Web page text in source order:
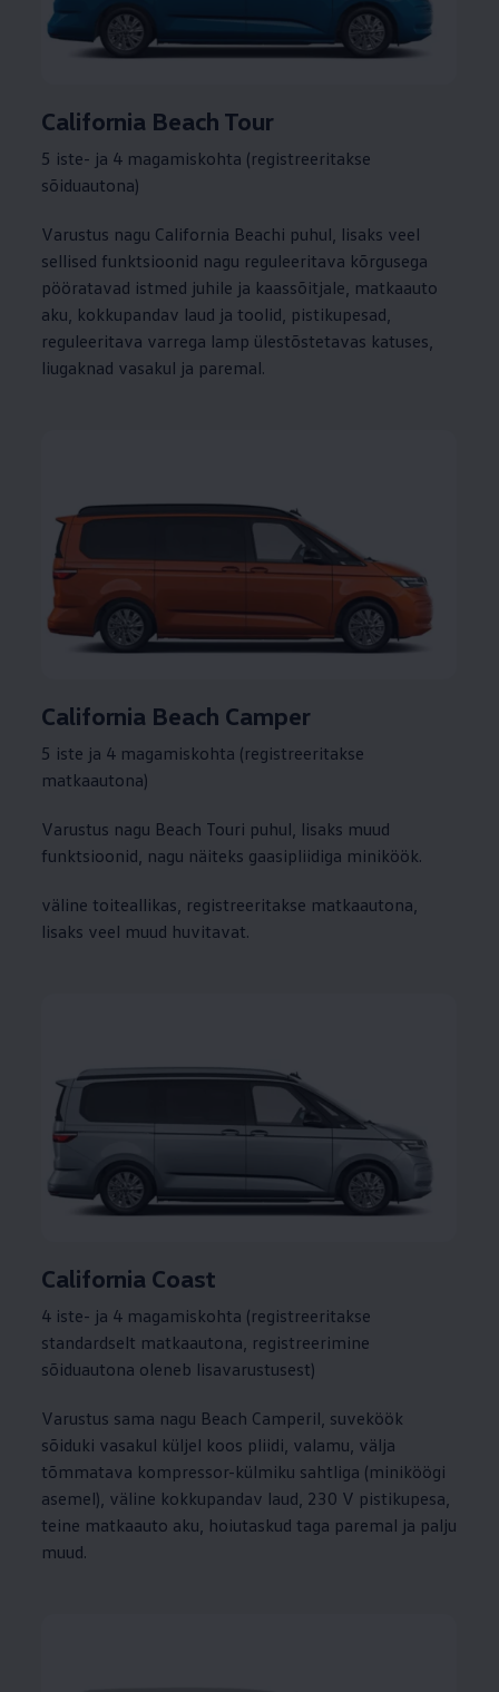
California Beach Tour
5 iste- ja 4 magamiskohta (registreeritakse
sõiduautona)
Varustus nagu California Beachi puhul, lisaks veel
sellised funktsioonid nagu reguleeritava kõrgusega
pööratavad istmed juhile ja kaassõitjale, matkaauto
aku, kokkupandav laud ja toolid, pistikupesad,
reguleeritava varrega lamp ülestõstetavas katuses,
liugaknad vasakul ja paremal.
California Beach Camper
5 iste ja 4 magamiskohta (registreeritakse
matkaautona)
Varustus nagu Beach Touri puhul, lisaks muud
funktsioonid, nagu näiteks gaasipliidiga miniköök.
väline toiteallikas, registreeritakse matkaautona,
lisaks veel muud huvitavat.
California Coast
4 iste- ja 4 magamiskohta (registreeritakse
standardselt matkaautona, registreerimine
sõiduautona oleneb lisavarustusest)
Varustus sama nagu Beach Camperil, suveköök
sõiduki vasakul küljel koos pliidi, valamu, välja
tõmmatava kompressor-külmiku sahtliga (miniköögi
asemel), väline kokkupandav laud, 230 V pistikupesa,
teine matkaauto aku, hoiutaskud taga paremal ja palju
muud.